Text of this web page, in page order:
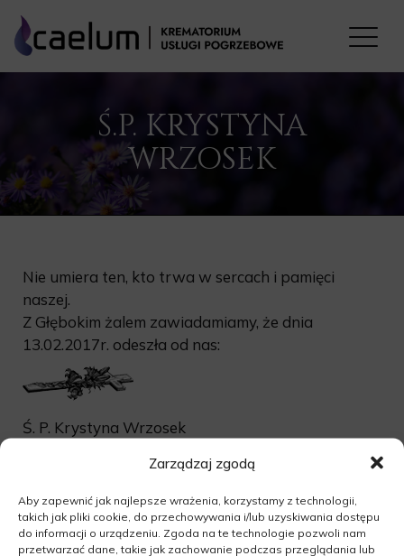
Zarządzaj zgodą
Aby zapewnić jak najlepsze wrażenia, korzystamy z technologii,
takich jak pliki cookie, do przechowywania i/lub uzyskiwania dostępu
do informacji o urządzeniu. Zgoda na te technologie pozwoli nam
przetwarzać dane, takie jak zachowanie podczas przeglądania lub
Ś.P. KRYSTYNA
WRZOSEK
Nie umiera ten, kto trwa w sercach i pamięci
naszej.
Z Głębokim żalem zawiadamiamy, że dnia
13.02.2017r. odeszła od nas:
Ś. P. Krystyna Wrzosek
Uroczystość pogrzebowa rozpocznie się dnia
17.02.2017r. o godz. 12:30 mszą żałobna w
kościele p.w. Podwyższenia Krzyża w Sulechowie.
Ceremonia pogrzebowa na cmentarzu o godz.
14:00 poprzedzona modlitwą różańcową.